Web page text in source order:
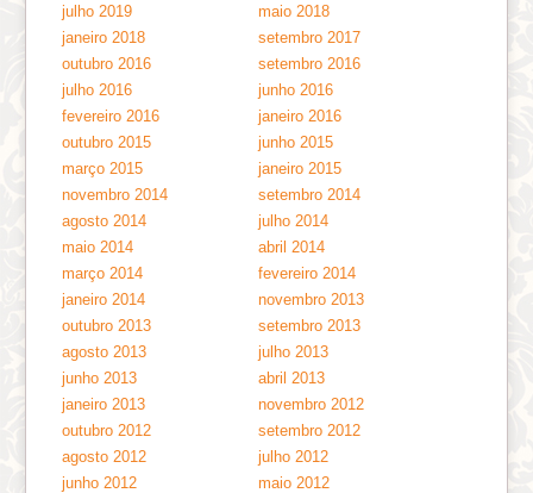
julho 2019
maio 2018
janeiro 2018
setembro 2017
outubro 2016
setembro 2016
julho 2016
junho 2016
fevereiro 2016
janeiro 2016
outubro 2015
junho 2015
março 2015
janeiro 2015
novembro 2014
setembro 2014
agosto 2014
julho 2014
maio 2014
abril 2014
março 2014
fevereiro 2014
janeiro 2014
novembro 2013
outubro 2013
setembro 2013
agosto 2013
julho 2013
junho 2013
abril 2013
janeiro 2013
novembro 2012
outubro 2012
setembro 2012
agosto 2012
julho 2012
junho 2012
maio 2012